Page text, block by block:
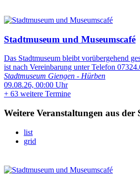
Stadtmuseum und Museumscafé
Das Stadtmuseum bleibt vorübergehend
ist nach Vereinbarung unter Telefon
Stadtmuseum Giengen - Hürben
09.08.26, 00:00 Uhr
+ 63 weitere Termine
Weitere Veranstaltungen aus der
list
grid